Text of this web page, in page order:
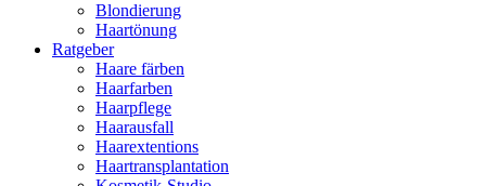
Blondierung
Haartönung
Ratgeber
Haare färben
Haarfarben
Haarpflege
Haarausfall
Haarextentions
Haartransplantation